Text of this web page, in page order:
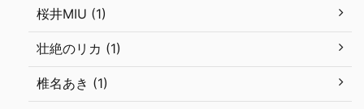
桜井MIU (1)
壮絶のリカ (1)
椎名あき (1)